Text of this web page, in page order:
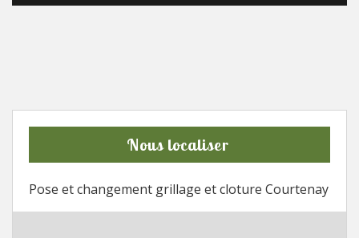
Nous localiser
Pose et changement grillage et cloture Courtenay